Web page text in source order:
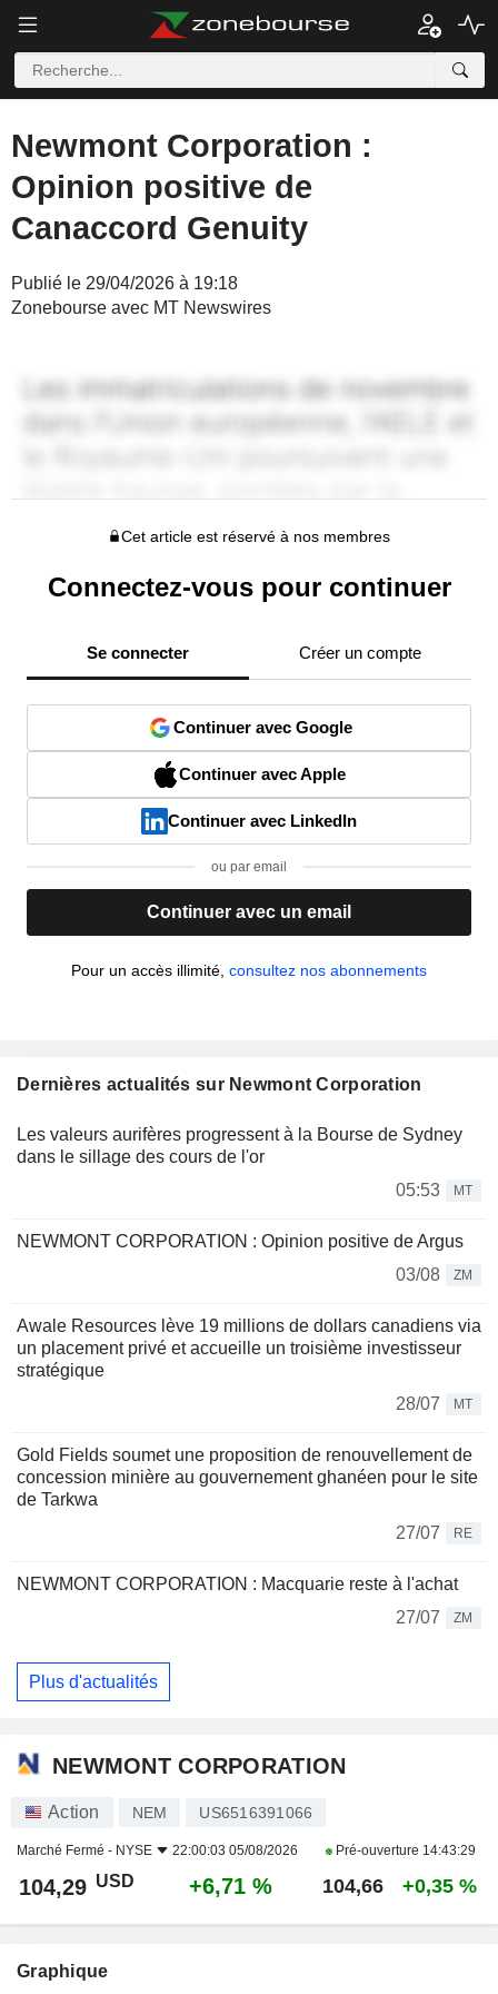
Newmont Corporation :
Opinion positive de
Canaccord Genuity
Publié le 29/04/2026 à 19:18
Zonebourse avec MT Newswires
Cet article est réservé à nos membres
Connectez-vous pour continuer
Se connecter Créer un compte
Continuer avec Google
Continuer avec Apple
Continuer avec LinkedIn
ou par email
Continuer avec un email
Pour un accès illimité, consultez nos abonnements
Dernières actualités sur Newmont Corporation
Les valeurs aurifères progressent à la Bourse de Sydney
dans le sillage des cours de l'or
05:53
MT
NEWMONT CORPORATION : Opinion positive de Argus
03/08
ZM
Awale Resources lève 19 millions de dollars canadiens via
un placement privé et accueille un troisième investisseur
stratégique
28/07
MT
Gold Fields soumet une proposition de renouvellement de
concession minière au gouvernement ghanéen pour le site
de Tarkwa
27/07
RE
NEWMONT CORPORATION : Macquarie reste à l'achat
27/07
ZM
Plus d'actualités
NEWMONT CORPORATION
Action NEM US6516391066
Marché Fermé - NYSE 22:00:03 05/08/2026 Pré-ouverture 14:43:29
104,29 USD +6,71 % 104,66 +0,35 %
Graphique